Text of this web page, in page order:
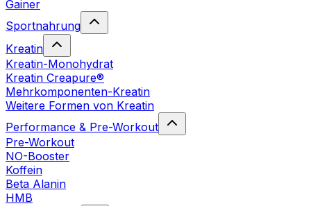
Gainer
Sportnahrung
Kreatin
Kreatin-Monohydrat
Kreatin Creapure®
Mehrkomponenten-Kreatin
Weitere Formen von Kreatin
Performance & Pre-Workout
Pre-Workout
NO-Booster
Koffein
Beta Alanin
HMB